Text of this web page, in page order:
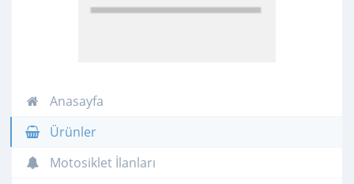
Anasayfa
Ürünler
Motosiklet İlanları